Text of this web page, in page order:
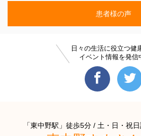
患者様の声
日々の生活に役立つ健
イベント情報を発信
「東中野駅」徒歩5分 / 土・日・祝